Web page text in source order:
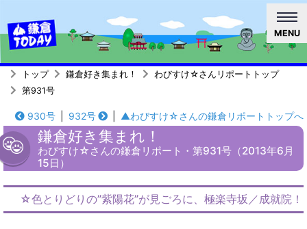
MENU
トップ 鎌倉好き集まれ！
わびすけ☆さんリポートトップ
第931号
930号 932号 ▲わびすけ☆さんの鎌倉リポートトップへ
鎌倉好き集まれ！
わびすけ☆さんの鎌倉リポート・第931号（2013年6月
15日）
☆色とりどりの”紫陽花”が見ごろに、極楽寺坂／成就院！